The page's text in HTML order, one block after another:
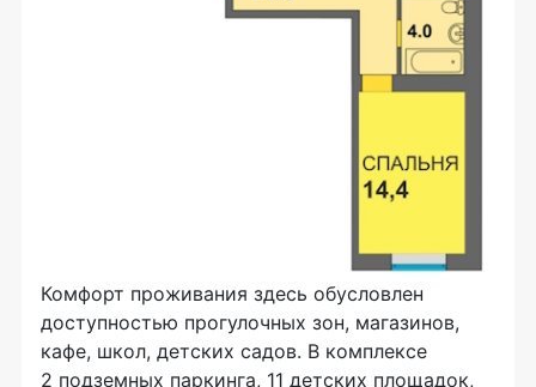
Комфорт проживания здесь обусловлен
доступностью прогулочных зон, магазинов,
кафе, школ, детских садов. В комплексе
2 подземных паркинга, 11 детских площадок,